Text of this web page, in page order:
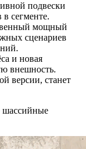
подвески
сегменте.
мощный
сценариев
и новая
внешность.
версии, станет
шассийные